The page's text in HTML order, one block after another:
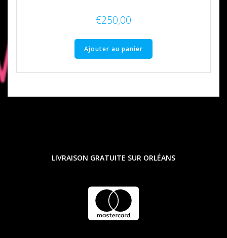
€250,00
Ajouter au panier
LIVRAISON GRATUITE SUR ORLÉANS